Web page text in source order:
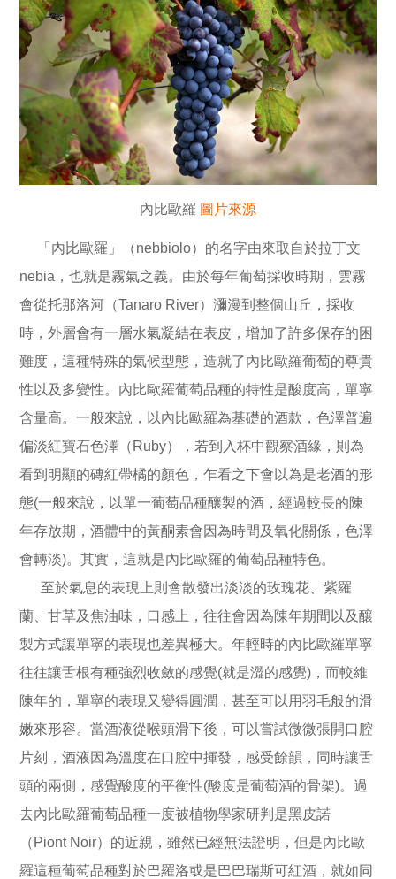
內比歐羅 圖片來源
「內比歐羅」（nebbiolo）的名字由來取自於拉丁文
nebia，也就是霧氣之義。由於每年葡萄採收時期，雲霧
會從托那洛河（Tanaro River）瀰漫到整個山丘，採收
時，外層會有一層水氣凝結在表皮，增加了許多保存的困
難度，這種特殊的氣候型態，造就了內比歐羅葡萄的尊貴
性以及多變性。內比歐羅葡萄品種的特性是酸度高，單寧
含量高。一般來說，以內比歐羅為基礎的酒款，色澤普遍
偏淡紅寶石色澤（Ruby），若到入杯中觀察酒緣，則為
看到明顯的磚紅帶橘的顏色，乍看之下會以為是老酒的形
態(一般來說，以單一葡萄品種釀製的酒，經過較長的陳
年存放期，酒體中的黃酮素會因為時間及氧化關係，色澤
會轉淡)。其實，這就是內比歐羅的葡萄品種特色。
至於氣息的表現上則會散發出淡淡的玫瑰花、紫羅
蘭、甘草及焦油味，口感上，往往會因為陳年期間以及釀
製方式讓單寧的表現也差異極大。年輕時的內比歐羅單寧
往往讓舌根有種強烈收斂的感覺(就是澀的感覺)，而較維
陳年的，單寧的表現又變得圓潤，甚至可以用羽毛般的滑
嫩來形容。當酒液從喉頭滑下後，可以嘗試微微張開口腔
片刻，酒液因為溫度在口腔中揮發，感受餘韻，同時讓舌
頭的兩側，感覺酸度的平衡性(酸度是葡萄酒的骨架)。過
去內比歐羅葡萄品種一度被植物學家研判是黑皮諾
（Piont Noir）的近親，雖然已經無法證明，但是內比歐
羅這種葡萄品種對於巴羅洛或是巴巴瑞斯可紅酒，就如同